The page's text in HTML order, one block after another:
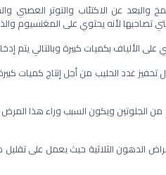
عن الاكتئاب والتوتر العصبي
تصاحبها لأنه يحتوي على المغنسيوم
بكميات كبيرة وبالتالي يتم
غدد الحليب من أجل إنتاج كميات
ويكون السبب وراء هذا
الدهون الثلاثية حيث يعمل على تقليل